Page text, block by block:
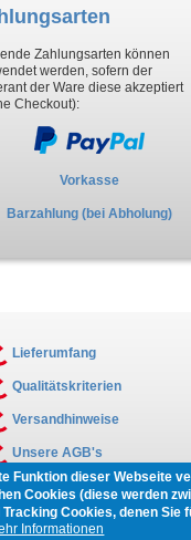
Zahlungsarten können
werden, sofern der
der Ware diese akzeptiert
Checkout):
Vorkasse
Barzahlung (bei Abholung)
Lieferumfang
Qualitätskriterien
Versandhinweise
Unsere AGB's
Muster Widerrufsformular
Funktion dieser Webseite
Cookies (diese werden
Tracking Cookies, denen
Informationen